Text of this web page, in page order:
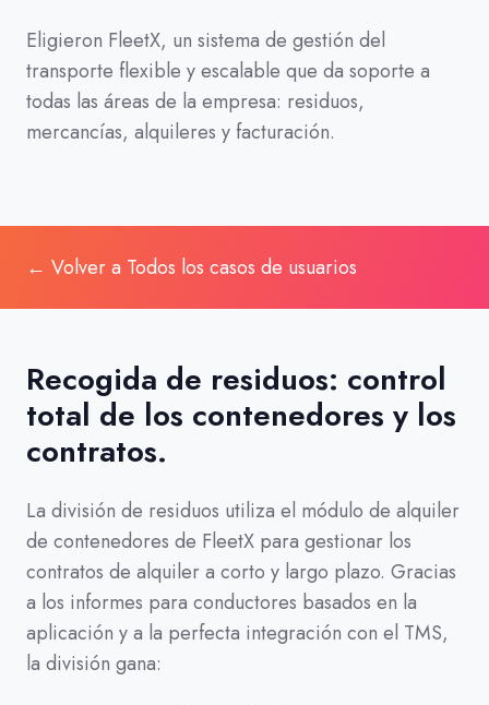
Eligieron FleetX, un sistema de gestión del
transporte flexible y escalable que da soporte a
todas las áreas de la empresa: residuos,
mercancías, alquileres y facturación.
← Volver a Todos los casos de usuarios
Recogida de residuos: control
total de los contenedores y los
contratos.
La división de residuos utiliza el módulo de alquiler
de contenedores de FleetX para gestionar los
contratos de alquiler a corto y largo plazo. Gracias
a los informes para conductores basados en la
aplicación y a la perfecta integración con el TMS,
la división gana: